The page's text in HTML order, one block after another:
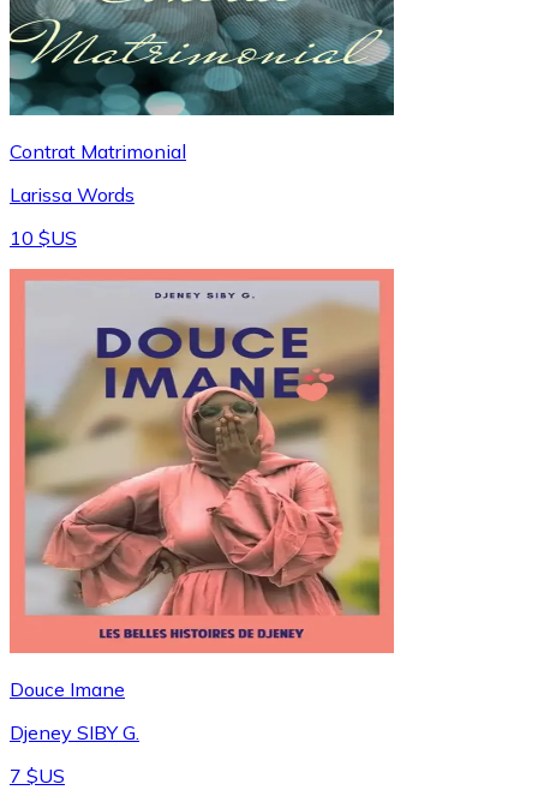
Contrat Matrimonial
Larissa Words
10 $US
Douce Imane
Djeney SIBY G.
7 $US